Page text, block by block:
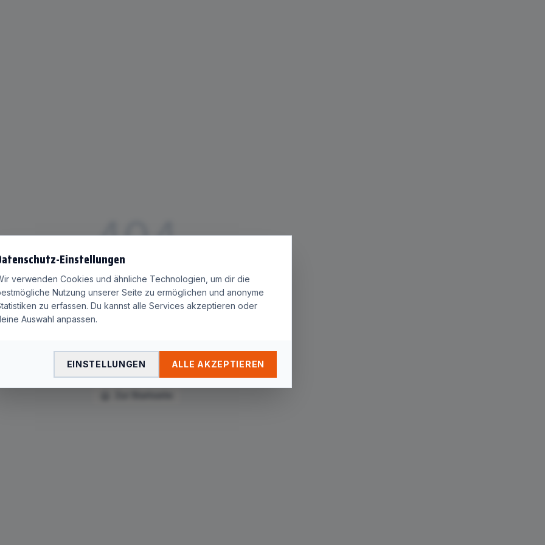
404
Seite nicht gefunden
Die Seite"tag/sky-unique-pairing/
Einstellungen
verwenden Cookies und ähnliche Technologien, um dir die
Nutzung unserer Seite zu ermöglichen und anonyme
zu erfassen. Du kannst alle Services akzeptieren oder
Auswahl anpassen.
EINSTELLUNGEN ALLE AKZEPTIEREN